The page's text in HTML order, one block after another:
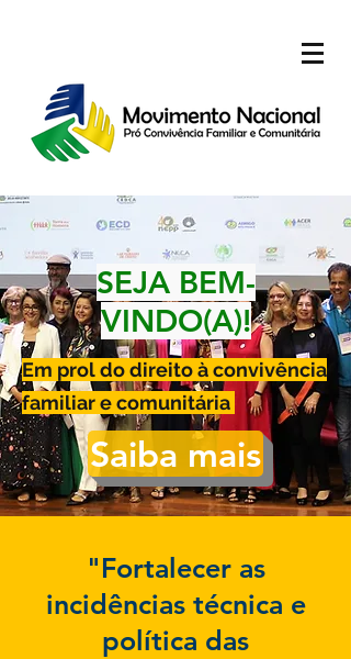
SEJA BEM-
VINDO(A)!
Em prol do direito à convivência
familiar e comunitária
Saiba mais
"Fortalecer as
incidências técnica e
política das